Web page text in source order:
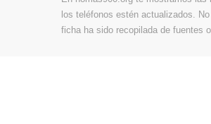
los teléfonos estén actualizados.
ficha ha sido recopilada de fuentes